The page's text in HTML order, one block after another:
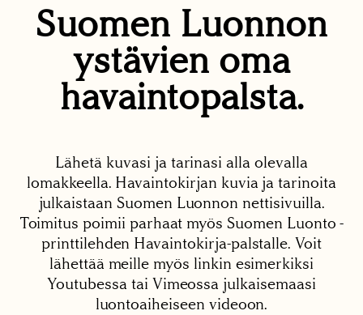
Suomen Luonnon
ystävien oma
havaintopalsta.
Lähetä kuvasi ja tarinasi alla olevalla
lomakkeella. Havaintokirjan kuvia ja tarinoita
julkaistaan Suomen Luonnon nettisivuilla.
Toimitus poimii parhaat myös Suomen Luonto -
printtilehden Havaintokirja-palstalle. Voit
lähettää meille myös linkin esimerkiksi
Youtubessa tai Vimeossa julkaisemaasi
luontoaiheiseen videoon.